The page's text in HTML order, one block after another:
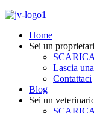
Home
Sei un
Lascia
Contattaci
Blog
Sei un